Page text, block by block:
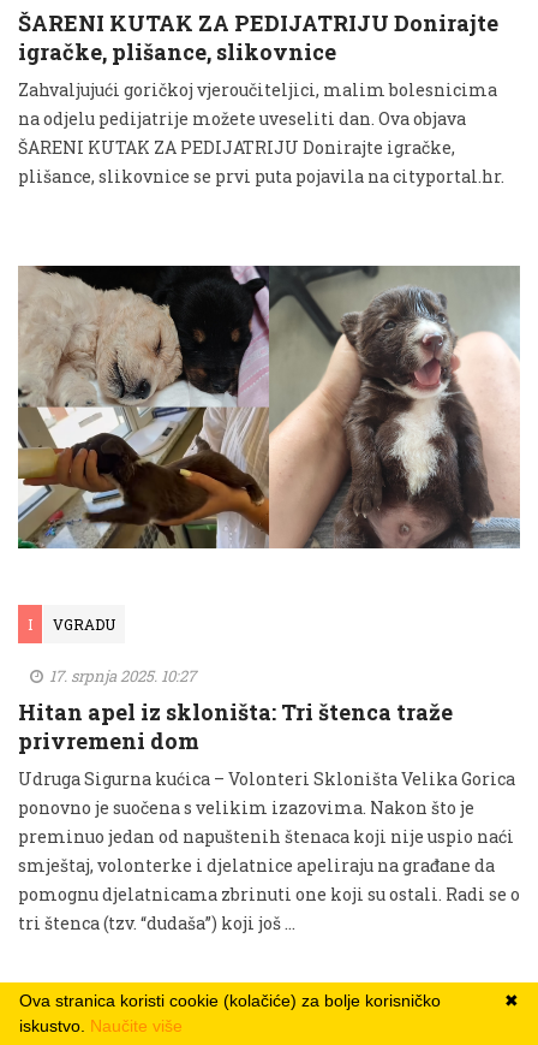
ŠARENI KUTAK ZA PEDIJATRIJU Donirajte
igračke, plišance, slikovnice
Zahvaljujući goričkoj vjeroučiteljici, malim bolesnicima
na odjelu pedijatrije možete uveseliti dan. Ova objava
ŠARENI KUTAK ZA PEDIJATRIJU Donirajte igračke,
plišance, slikovnice se prvi puta pojavila na cityportal.hr.
I VGRADU
17. srpnja 2025. 10:27
Hitan apel iz skloništa: Tri štenca traže
privremeni dom
Udruga Sigurna kućica – Volonteri Skloništa Velika Gorica
ponovno je suočena s velikim izazovima. Nakon što je
preminuo jedan od napuštenih štenaca koji nije uspio naći
smještaj, volonterke i djelatnice apeliraju na građane da
pomognu djelatnicama zbrinuti one koji su ostali. Radi se o
tri štenca (tzv. “dudaša”) koji još …
✖
Ova stranica koristi cookie (kolačiće) za bolje korisničko
iskustvo. Naučite više